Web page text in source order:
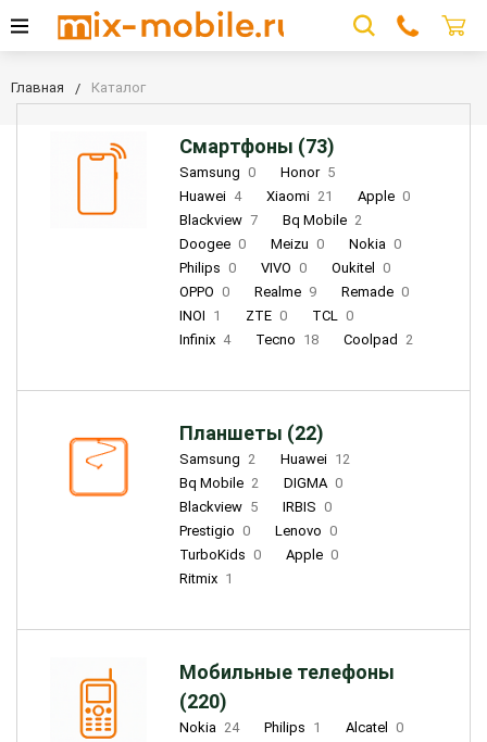
Главная Каталог
Смартфоны (73)
Samsung 0 Honor 5
Huawei 4 Xiaomi 21 Apple 0
Blackview 7 Bq Mobile 2
Doogee 0 Meizu 0 Nokia 0
Philips 0 VIVO 0 Oukitel
0
OPPO 0 Realme 9 Remade 0
INOI 1 ZTE 0 TCL 0
Infinix 4 Tecno 18 Coolpad 2
Планшеты (22)
Samsung 2 Huawei 12
Bq Mobile 2 DIGMA 0
Blackview 5 IRBIS 0
Prestigio 0 Lenovo 0
TurboKids 0 Apple 0
Ritmix 1
Мобильные телефоны
(220)
Nokia 24 Philips 1 Alcatel
0